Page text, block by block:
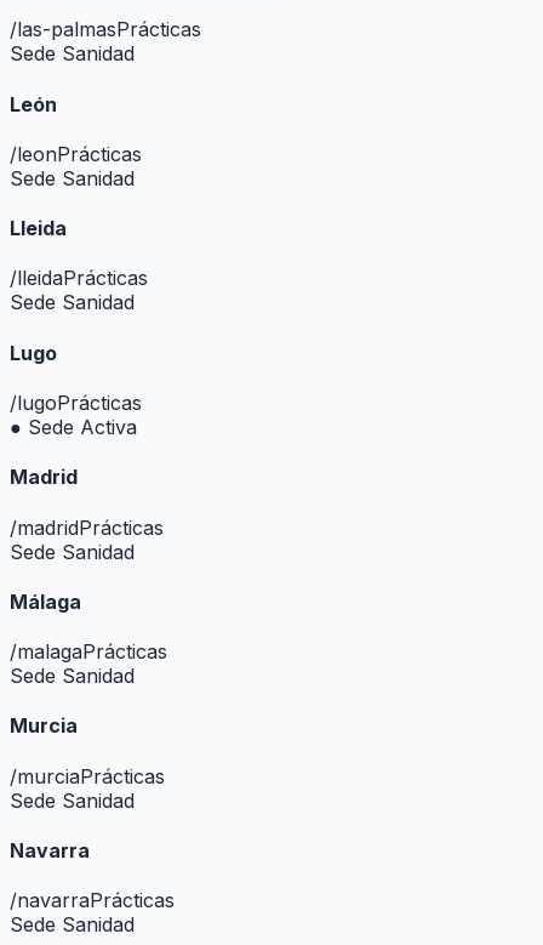
/las-palmasPrácticas
Sede Sanidad
León
/leonPrácticas
Sede Sanidad
Lleida
/lleidaPrácticas
Sede Sanidad
Lugo
/lugoPrácticas
● Sede Activa
Madrid
/madridPrácticas
Sede Sanidad
Málaga
/malagaPrácticas
Sede Sanidad
Murcia
/murciaPrácticas
Sede Sanidad
Navarra
/navarraPrácticas
Sede Sanidad